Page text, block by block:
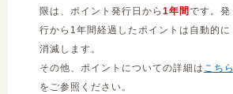
限は、ポイント発行日から 1年間です。発
行から1年間経過したポイントは自動的に
消滅します。
その他、ポイントについての詳細は こちら
をご参照ください。